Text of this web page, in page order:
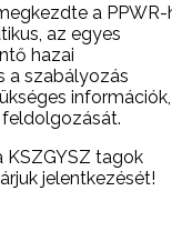
a PPWR-
az egyes
hazai
a szabályozás
információk,
tagok
jelentkezését!